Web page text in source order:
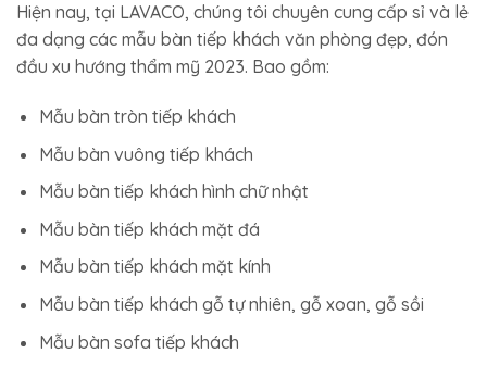
Hiện nay, tại LAVACO, chúng tôi chuyên cung cấp sỉ và lẻ
đa dạng các mẫu bàn tiếp khách văn phòng đẹp, đón
đầu xu hướng thẩm mỹ 2023. Bao gồm:
Mẫu bàn tròn tiếp khách
Mẫu bàn vuông tiếp khách
Mẫu bàn tiếp khách hình chữ nhật
Mẫu bàn tiếp khách mặt đá
Mẫu bàn tiếp khách mặt kính
Mẫu bàn tiếp khách gỗ tự nhiên, gỗ xoan, gỗ sồi
Mẫu bàn sofa tiếp khách